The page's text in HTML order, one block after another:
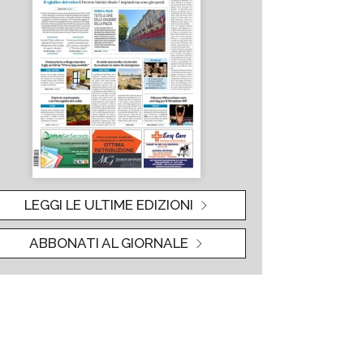
LEGGI LE ULTIME EDIZIONI
ABBONATI AL GIORNALE